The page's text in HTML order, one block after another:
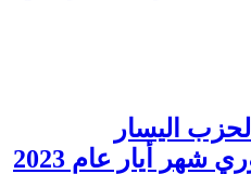
اليسار
شهر أيار عام 2023